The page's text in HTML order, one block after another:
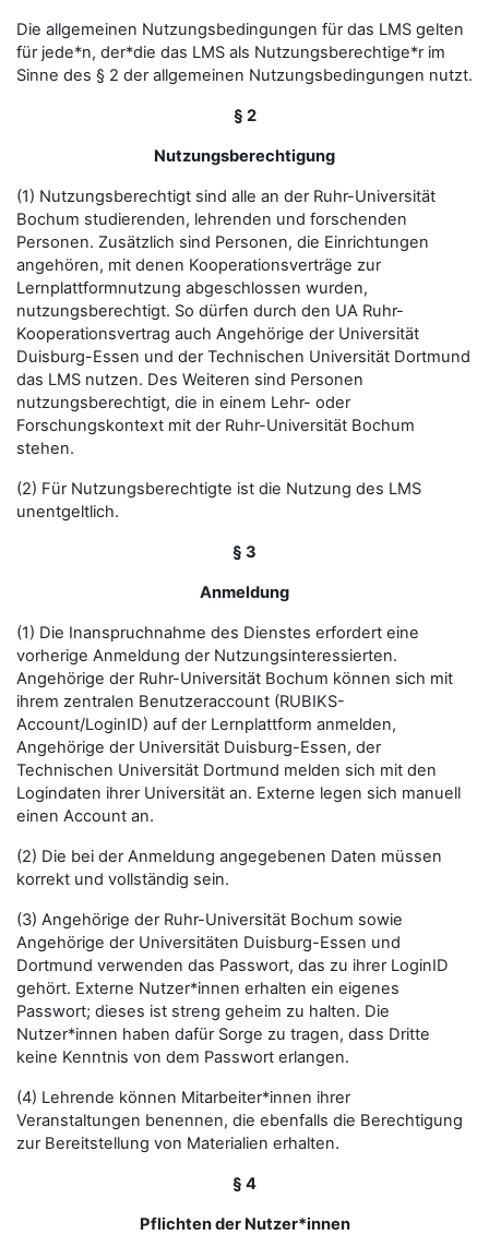
Die allgemeinen Nutzungsbedingungen für das LMS gelten
für jede*n, der*die das LMS als Nutzungsberechtige*r im
Sinne des § 2 der allgemeinen Nutzungsbedingungen nutzt.
§ 2
Nutzungsberechtigung
(1) Nutzungsberechtigt sind alle an der Ruhr-Universität
Bochum studierenden, lehrenden und forschenden
Personen. Zusätzlich sind Personen, die Einrichtungen
angehören, mit denen Kooperationsverträge zur
Lernplattformnutzung abgeschlossen wurden,
nutzungsberechtigt. So dürfen durch den UA Ruhr-
Kooperationsvertrag auch Angehörige der Universität
Duisburg-Essen und der Technischen Universität Dortmund
das LMS nutzen. Des Weiteren sind Personen
nutzungsberechtigt, die in einem Lehr- oder
Forschungskontext mit der Ruhr-Universität Bochum
stehen.
(2) Für Nutzungsberechtigte ist die Nutzung des LMS
unentgeltlich.
§ 3
Anmeldung
(1) Die Inanspruchnahme des Dienstes erfordert eine
vorherige Anmeldung der Nutzungsinteressierten.
Angehörige der Ruhr-Universität Bochum können sich mit
ihrem zentralen Benutzeraccount (RUBIKS-
Account/LoginID) auf der Lernplattform anmelden,
Angehörige der Universität Duisburg-Essen, der
Technischen Universität Dortmund melden sich mit den
Logindaten ihrer Universität an. Externe legen sich manuell
einen Account an.
(2) Die bei der Anmeldung angegebenen Daten müssen
korrekt und vollständig sein.
(3) Angehörige der Ruhr-Universität Bochum sowie
Angehörige der Universitäten Duisburg-Essen und
Dortmund verwenden das Passwort, das zu ihrer LoginID
gehört. Externe Nutzer*innen erhalten ein eigenes
Passwort; dieses ist streng geheim zu halten. Die
Nutzer*innen haben dafür Sorge zu tragen, dass Dritte
keine Kenntnis von dem Passwort erlangen.
(4) Lehrende können Mitarbeiter*innen ihrer
Veranstaltungen benennen, die ebenfalls die Berechtigung
zur Bereitstellung von Materialien erhalten.
§ 4
Pflichten der Nutzer*innen